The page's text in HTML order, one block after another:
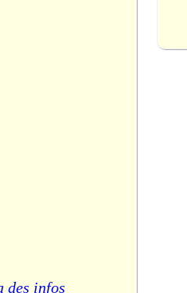
des infos